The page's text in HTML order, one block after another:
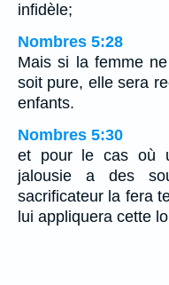
infidèle;
Nombres 5:28
Mais si la femme
soit pure, elle sera
enfants.
Nombres 5:30
et pour le cas où
jalousie a des
sacrificateur la fera
lui appliquera cette